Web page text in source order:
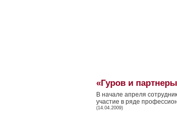
«Гуров и
В начале апреля
участие в ряде
(14.04.2009)